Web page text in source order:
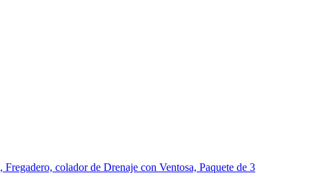
colador de Drenaje con Ventosa, Paquete de 3